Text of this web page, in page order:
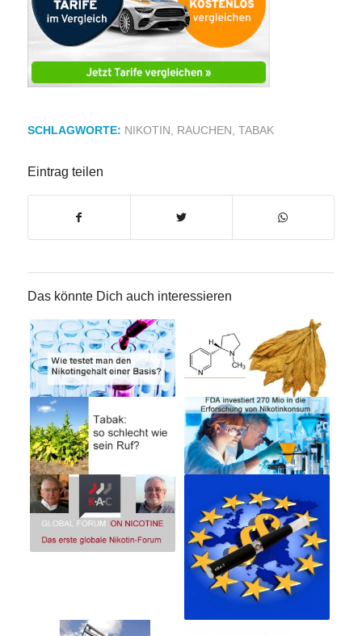
SCHLAGWORTE: NIKOTIN , RAUCHEN , TABAK
Eintrag teilen
Das könnte Dich auch interessieren